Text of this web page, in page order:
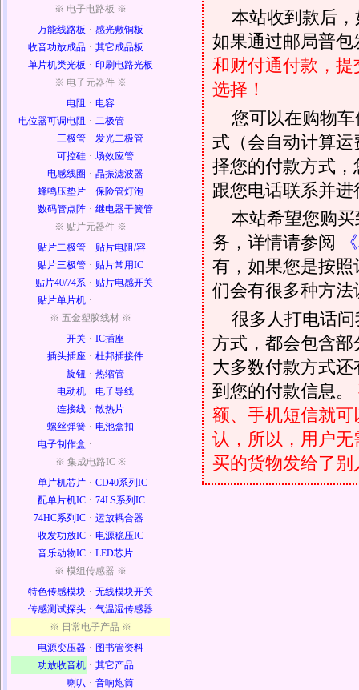
※ 电子电路板 ※
万能线路板 · 感光敷铜板
收音功放成品 · 其它成品板
单片机类光板 · 印刷电路光板
※ 电子元器件 ※
电阻 · 电容
电位器可调电阻 · 二极管
三极管 · 发光二极管
可控硅 · 场效应管
电感线圈 · 晶振滤波器
蜂鸣压垫片 · 保险管灯泡
数码管点阵 · 继电器干簧管
※ 贴片元器件 ※
贴片二极管 · 贴片电阻/容
贴片三极管 · 贴片常用IC
贴片40/74系 · 贴片电感开关
贴片单片机 ·
※ 五金塑胶线材 ※
开关 · IC插座
插头插座 · 杜邦插接件
旋钮 · 热缩管
电动机 · 电子导线
连接线 · 散热片
螺丝弹簧 · 电池盒扣
电子制作盒 ·
※ 集成电路IC ※
单片机芯片 · CD40系列IC
配单片机IC · 74LS系列IC
74HC系列IC · 运放耦合器
收发功放IC · 电源稳压IC
音乐动物IC · LED芯片
※ 模组传感器 ※
特色传感模块 · 无线模块开关
传感测试探头 · 气温湿传感器
※ 日常电子产品 ※
电源变压器 · 图书管资料
功放收音机 · 其它产品
喇叭 · 音响炮筒
本站收到款后
如果通过邮局普包
和财付通付款，
选择！
您可以在购物
式（会自动计算
择您的付款方式
跟您电话联系并
本站希望您购
务，详情请参阅
有，如果您是按
们会有很多种方
很多人打电话
方式，都会包含
大多数付款方式
到您的付款信息。
额、手机短信就可
认，所以，用户
买的货物发给了别